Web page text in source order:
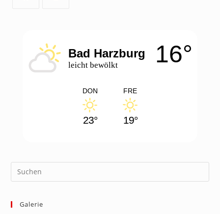
new
tab
Bad Harzburg
leicht bewölkt 16°
DON
23°
FRE
19°
Galerie